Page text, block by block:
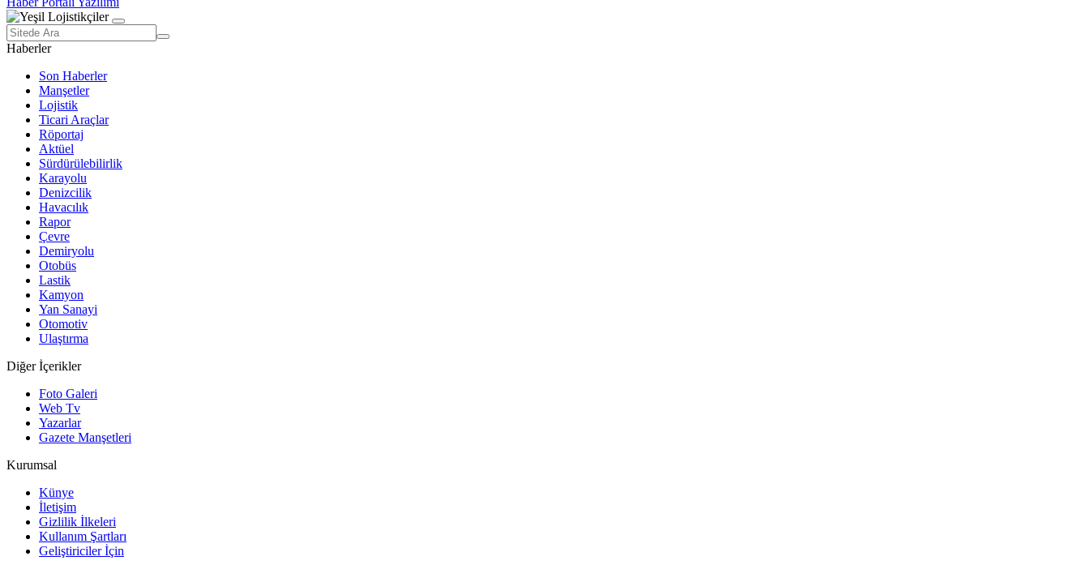
Haberler
Son Haberler
Manşetler
Lojistik
Ticari Araçlar
Röportaj
Aktüel
Sürdürülebilirlik
Karayolu
Denizcilik
Havacılık
Rapor
Çevre
Demiryolu
Otobüs
Lastik
Kamyon
Yan Sanayi
Otomotiv
Ulaştırma
Diğer İçerikler
Foto Galeri
Web Tv
Yazarlar
Gazete Manşetleri
Kurumsal
Künye
İletişim
Gizlilik İlkeleri
Kullanım Şartları
Geliştiriciler İçin